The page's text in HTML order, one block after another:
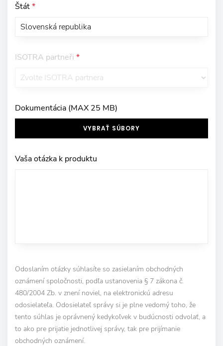
Štát*
ISOTRA partneři *
Dokumentácia (MAX 25 MB)
VYBRAŤ SÚBORY
Vaša otázka k produktu
Odoslaním otázky súhlasíte so zasielaním obchodných
oznámení spoločnosti, podľa ustanovenia § 7 zákona č.
480/2004 Zb. v znení noviel, na elektronickú adresu
odosielateľa. Odosielateľ správy si je plne vedomý toho, že
tento súhlas je oprávnený kedykoľvek v budúcnosti odvolať, a
to ako pre prijatie jednotlivej správy, tak pre prijímanie
obchodných oznámení.